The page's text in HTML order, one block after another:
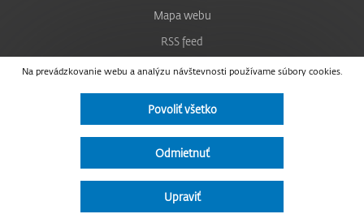
Na prevádzkovanie webu a analýzu návštevnosti používame súbory cookies.
Povoliť všetko
Odmietnuť
Upraviť
Mapa webu
RSS feed
Nastavenie cookies
Facebook
Instagram
Vyhlásenie o prístupnosti